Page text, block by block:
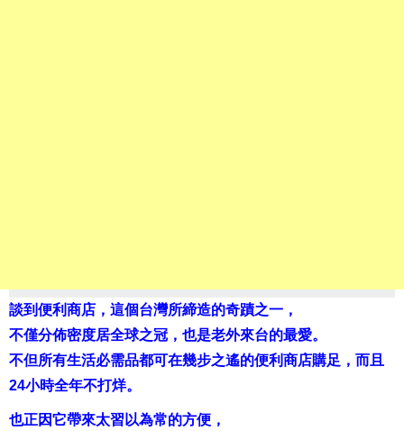
談到便利商店，這個台灣所締造的奇蹟之一，
不僅分佈密度居全球之冠，也是老外來台的最愛。
不但所有生活必需品都可在幾步之遙的便利商店購足，而且
24小時全年不打烊。
也正因它帶來太習以為常的方便，